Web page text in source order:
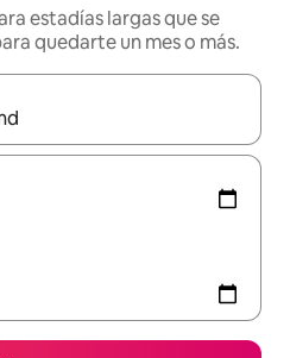
estadías largas que se
quedarte un mes o más.
disponibles, navegá con las